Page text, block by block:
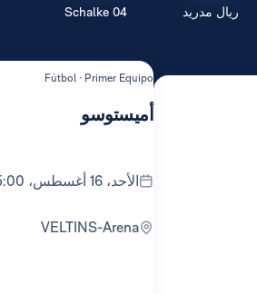
ريال مدريد Schalke 04
Fútbol · Primer Equipo
أميستوسو
الأحد، 16 أغسطس، 5:00 م h
VELTINS-Arena